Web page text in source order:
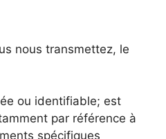
nous transmettez, le
ou identifiable; est
par référence à
spécifiques